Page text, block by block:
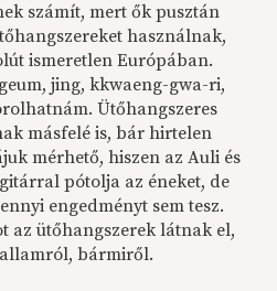
számít, mert ők pusztán
használnak,
ismeretlen Európában.
jing, kkwaeng-gwa-ri,
Ütőhangszeres
másfelé is, bár hirtelen
mérhető, hiszen az Auli és
pótolja az éneket, de
engedményt sem tesz.
az ütőhangszerek látnak el,
bármiről.